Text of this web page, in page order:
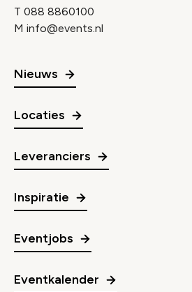
T 088 8860100
M info@events.nl
Nieuws
Locaties
Leveranciers
Inspiratie
Eventjobs
Eventkalender